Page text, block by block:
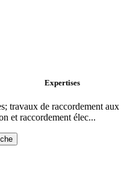
Expertises
travaux de raccordement aux
et raccordement élec...